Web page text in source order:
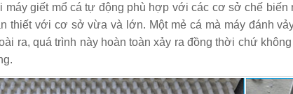
máy giết mổ cá tự động phù hợp với các cơ sở chế
thiết với cơ sở vừa và lớn. Một mẻ cá mà máy đánh
ra, quá trình này hoàn toàn xảy ra đồng thời chứ